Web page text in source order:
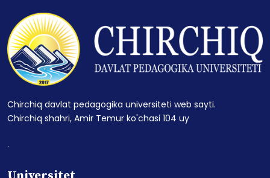
Chirchiq davlat pedagogika universiteti web sayti.
Chirchiq shahri, Amir Temur ko'chasi 104 uy
.